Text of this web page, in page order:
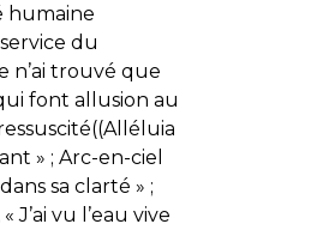
humaine
du
n’ai trouvé que
font allusion au
» ; Arc-en-ciel
sa clarté » ;
J’ai vu l’eau vive